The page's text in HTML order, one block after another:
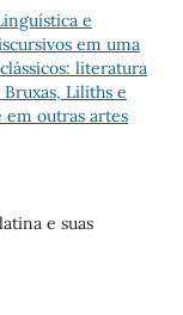
e
em uma
literatura
Liliths e
em outras artes
e suas